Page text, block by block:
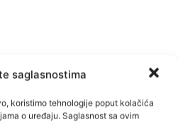
saglasnostima
koristimo tehnologije poput kolačića
o uređaju. Saglasnost sa ovim